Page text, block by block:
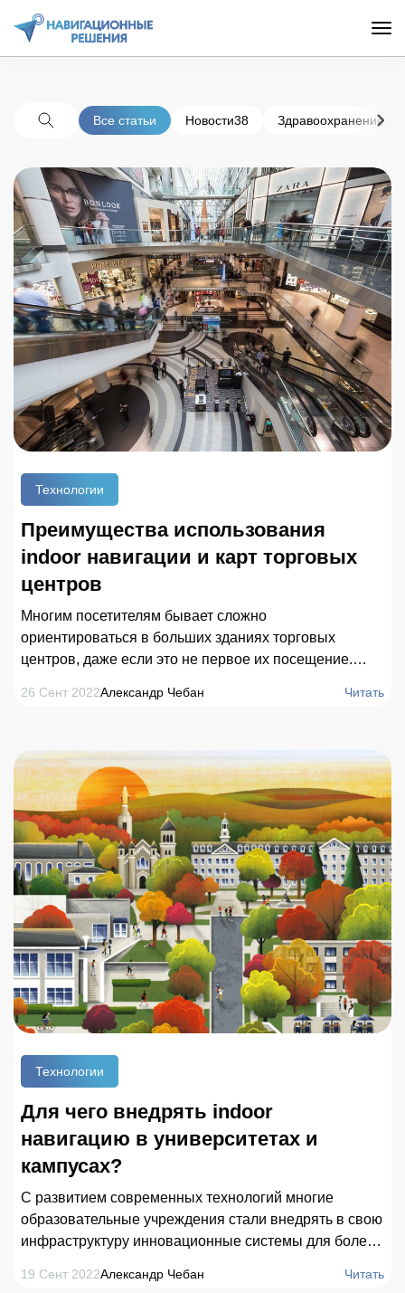
Все статьи Новости38 Здравоохранение
Поиск
Технологии
Преимущества использования
indoor навигации и карт торговых
центров
Многим посетителям бывает сложно
ориентироваться в больших зданиях торговых
центров, даже если это не первое их посещение.
понятны для покупателя, а использовать их для
начинают внедрять современные технологии,
облегчающие навигацию до необходимых объектов.
26 Сент 2022Александр Чебан Читать
Технологии
Для чего внедрять indoor
навигацию в университетах и
кампусах?
С развитием современных технологий многие
образовательные учреждения стали внедрять в свою
инфраструктуру инновационные системы для более
Цифровые платформы значительно облегчают
19 Сент 2022Александр Чебан Читать